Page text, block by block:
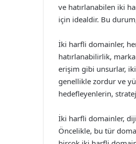
ve hatırlanabilen iki
için idealdir. Bu
İki harfli domainler,
hatırlanabilirlik,
erişim gibi unsurlar,
genellikle zordur ve
hedefleyenlerin,
İki harfli domainler,
Öncelikle, bu tür